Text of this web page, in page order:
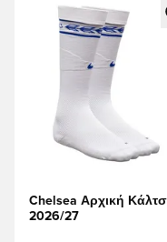
Ανοίγει ένα Modal
Chelsea Αρχική
2026/27